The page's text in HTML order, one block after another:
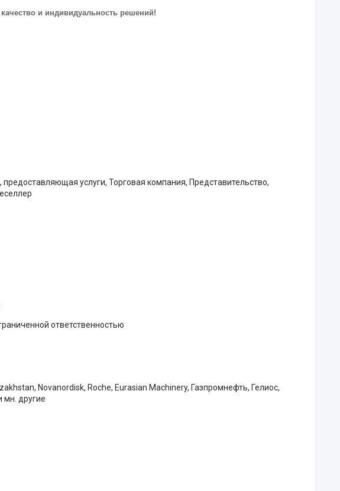
и индивидуальность решений!
услуги, Торговая компания, Представительство,
ответственностью
Novanordisk, Roche, Eurasian Machinery, Газпромнефть, Гелиос,
мн. другие